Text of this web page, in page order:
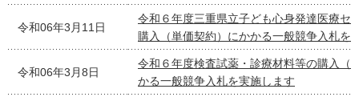
令和06年3月11日
令和６年度三重県立子ども心身発達医療セ
購入（単価契約）にかかる一般競争入札を
令和06年3月8日
令和６年度検査試薬・診療材料等の購入（
かる一般競争入札を実施します